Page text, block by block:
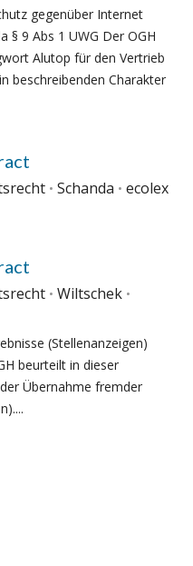
gegenüber Internet
§ 9 Abs 1 UWG Der OGH
Alutop für den Vertrieb
beschreibenden Charakter
Schanda
ecolex
Wiltschek
(Stellenanzeigen)
beurteilt in dieser
Übernahme fremder